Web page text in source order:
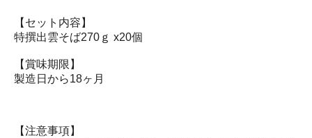
【セット内容】
特撰出雲そば270ｇ x20個
【賞味期限】
製造日から18ヶ月
【注意事項】